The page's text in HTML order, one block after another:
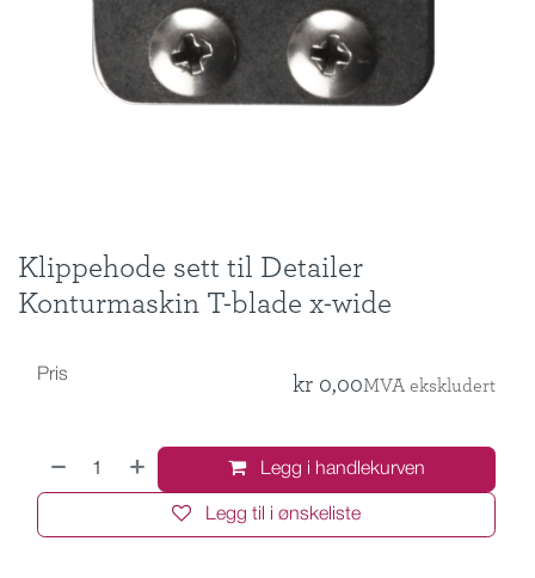
Klippehode sett til Detailer
Konturmaskin T-blade x-wide
Legg i handlekurven
Legg til i ønskeliste
Pris kr 0,00MVA ekskludert